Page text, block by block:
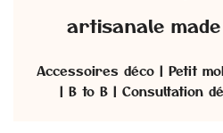
artisanale
Accessoires déco | Petit
| B to B | Consultation